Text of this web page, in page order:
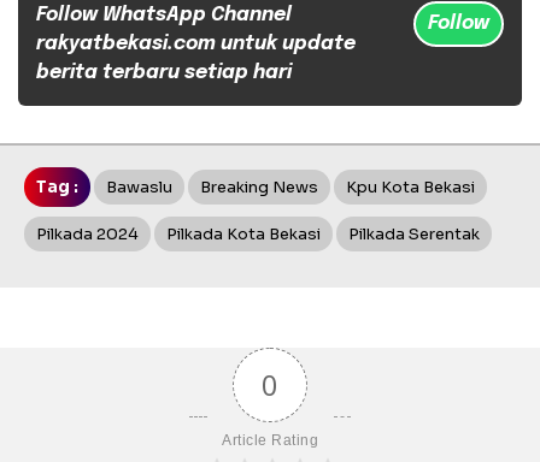
Follow WhatsApp Channel
rakyatbekasi.com untuk update
berita terbaru setiap hari
Follow
Tag : Bawaslu Breaking News Kpu Kota Bekasi
Pilkada 2024 Pilkada Kota Bekasi Pilkada Serentak
0
Article Rating